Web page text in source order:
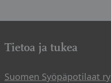
Tietoa ja tukea
Suomen Syöpäpotilaat ry